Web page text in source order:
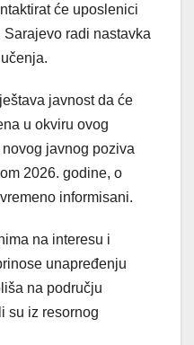
će uposlenici
Sarajevo radi nastavka
javnost da će
u okviru ovog
javnog poziva
2026. godine, o
informisani.
na interesu i
unapređenju
na području
su iz resornog